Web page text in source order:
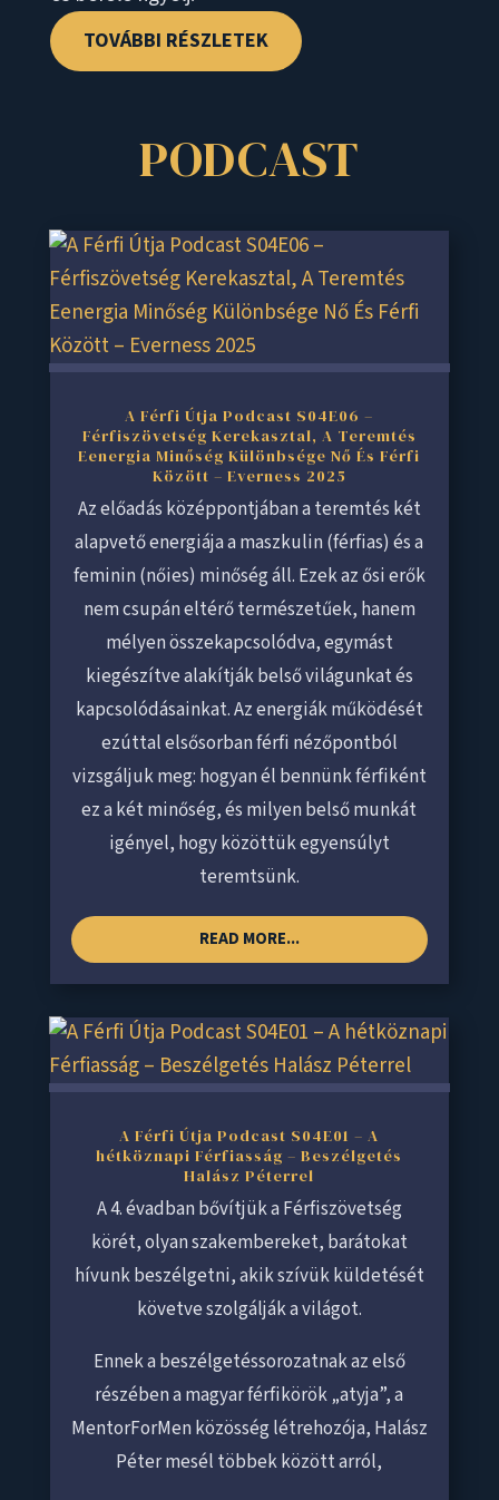
TOVÁBBI RÉSZLETEK
PODCAST
A Férfi Útja Podcast S04E06 –
Férfiszövetség Kerekasztal, A Teremtés
Eenergia Minőség Különbsége Nő És Férfi
Között – Everness 2025
Az előadás középpontjában a teremtés két
alapvető energiája a maszkulin (férfias) és a
feminin (nőies) minőség áll. Ezek az ősi erők
nem csupán eltérő természetűek, hanem
mélyen összekapcsolódva, egymást
kiegészítve alakítják belső világunkat és
kapcsolódásainkat. Az energiák működését
ezúttal elsősorban férfi nézőpontból
vizsgáljuk meg: hogyan él bennünk férfiként
ez a két minőség, és milyen belső munkát
igényel, hogy közöttük egyensúlyt
teremtsünk.
READ MORE...
A Férfi Útja Podcast S04E01 – A
hétköznapi Férfiasság – Beszélgetés
Halász Péterrel
A 4. évadban bővítjük a Férfiszövetség
körét, olyan szakembereket, barátokat
hívunk beszélgetni, akik szívük küldetését
követve szolgálják a világot.
Ennek a beszélgetéssorozatnak az első
részében a magyar férfikörök „atyja”, a
MentorForMen közösség létrehozója, Halász
Péter mesél többek között arról,